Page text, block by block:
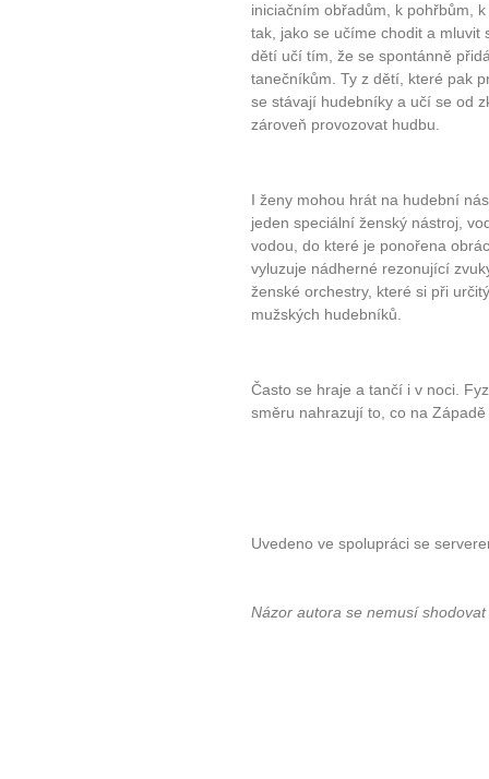
iniciačním obřadům, k pohřbům,
tak, jako se učíme chodit a mluvit
dětí učí tím, že se spontánně
tanečníkům. Ty z dětí, které pak
se stávají hudebníky a učí se od
zároveň provozovat hudbu.
I ženy mohou hrát na hudební
jeden speciální ženský nástroj,
vodou, do které je ponořena
vyluzuje nádherné rezonující
ženské orchestry, které si při
mužských hudebníků.
Často se hraje a tančí i v noci.
směru nahrazují to, co na
Uvedeno ve spolupráci se
Názor autora se nemusí